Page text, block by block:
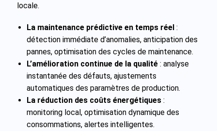
locale.
La maintenance prédictive en temps réel :
détection immédiate d’anomalies, anticipation des
pannes, optimisation des cycles de maintenance.
L’amélioration continue de la qualité : analyse
instantanée des défauts, ajustements
automatiques des paramètres de production.
La réduction des coûts énergétiques :
monitoring local, optimisation dynamique des
consommations, alertes intelligentes.